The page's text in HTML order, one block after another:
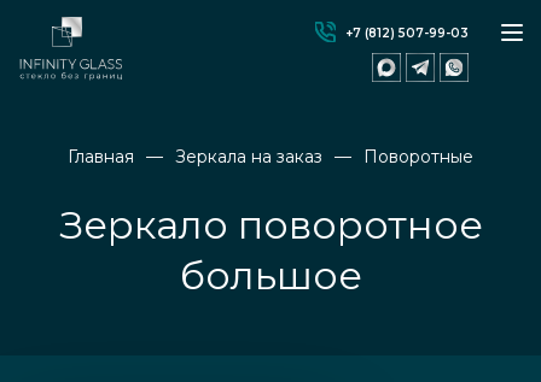
+7 (812) 507-99-03
Главная Зеркала на заказ Поворотные
Зеркало поворотное
большое